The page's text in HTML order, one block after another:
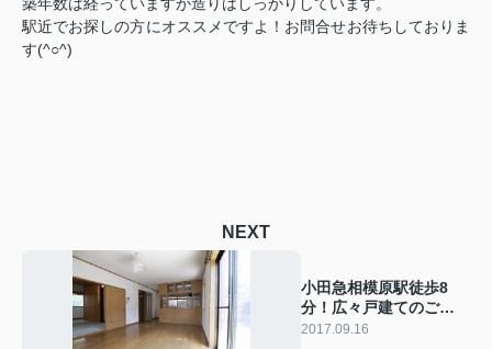
駅近でお探しの方にオススメですよ！お問合せお待ちしておりま
す(^○^)
NEXT
小田急相模原駅徒歩8
分！広々戸建てのご紹
介！
2017.09.16